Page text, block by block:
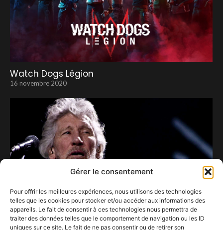
Gérer le consentement
Pour offrir les meilleures expériences, nous utilisons des technologies
telles que les cookies pour stocker et/ou accéder aux informations des
appareils. Le fait de consentir à ces technologies nous permettra de
traiter des données telles que le comportement de navigation ou les ID
uniques sur ce site. Le fait de ne pas consentir ou de retirer son
Watch Dogs Légion
16 novembre 2020